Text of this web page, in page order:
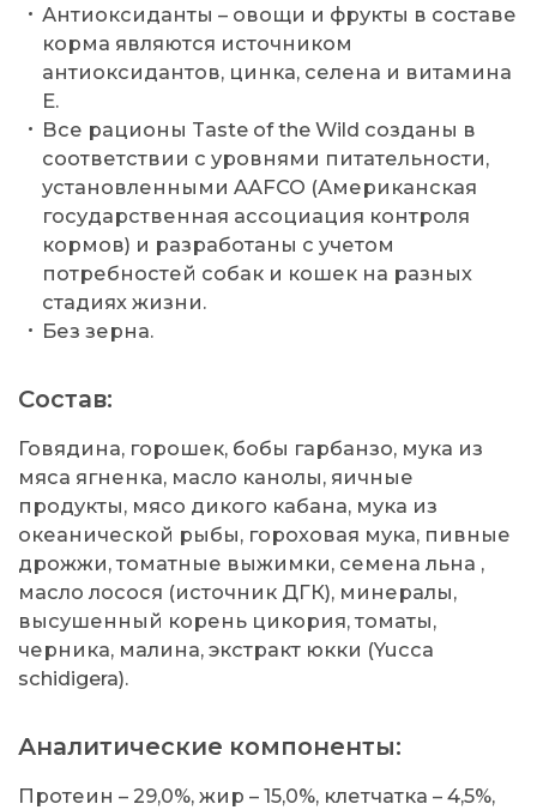
Антиоксиданты – овощи и фрукты в составе
корма являются источником
антиоксидантов, цинка, селена и витамина
E.
Все рационы Taste of the Wild созданы в
соответствии с уровнями питательности,
установленными AAFCO (Американская
государственная ассоциация контроля
кормов) и разработаны с учетом
потребностей собак и кошек на разных
стадиях жизни.
Без зерна.
Состав:
Говядина, горошек, бобы гарбанзо, мука из
мяса ягненка, масло канолы, яичные
продукты, мясо дикого кабана, мука из
океанической рыбы, гороховая мука, пивные
дрожжи, томатные выжимки, семена льна ,
масло лосося (источник ДГК), минералы,
высушенный корень цикория, томаты,
черника, малина, экстракт юкки (Yucca
schidigera).
Аналитические компоненты:
Протеин – 29,0%, жир – 15,0%, клетчатка – 4,5%,